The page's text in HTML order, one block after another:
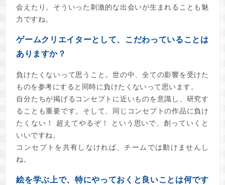
会えたり。そういった刺激的な出会いが生まれることも魅
力ですね。
ゲームクリエイターとして、こだわっていることは
ありますか？
負けたくないって思うこと。世の中、全ての影響を受けた
ものを参考にすると同時に負けたくないって思います。
自分たちが掲げるコンセプトに近いものを意識し、研究す
ることも重要です。そして、同じコンセプトの作品に負け
たくない！ 超えてやるぞ！ という思いで、創っていくと
いいですね。
コンセプトを共有しなければ、チームでは動けませんし
ね。
絵を学ぶ上で、特にやっておくと良いことは何です